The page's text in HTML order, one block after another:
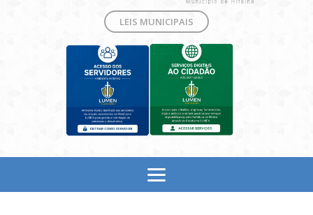
LEIS MUNICIPAIS